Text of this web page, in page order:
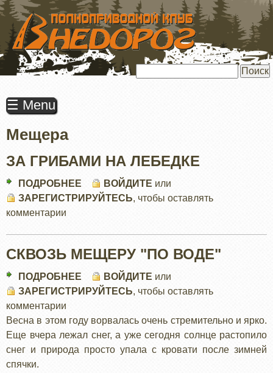
ПЕРЕЙТИ
ОСНОВНОМУ
СОДЕРЖАНИЮ
☰ Menu
Мещера
ЗА ГРИБАМИ НА ЛЕБЕДКЕ
ПОДРОБНЕЕ
ЗА
ВОЙДИТЕ или
ЗАРЕГИСТРИРУЙТЕСЬ, чтобы оставлять
комментарии
СКВОЗЬ МЕЩЕРУ "ПО ВОДЕ"
ПОДРОБНЕЕ
СКВОЗЬ
"ПО
ВОДЕ"
ВОЙДИТЕ или
ЗАРЕГИСТРИРУЙТЕСЬ, чтобы оставлять
комментарии
Весна в этом году ворвалась очень стремительно и ярко.
Еще вчера лежал снег, а уже сегодня солнце растопило
снег и природа просто упала с кровати после зимней
спячки.